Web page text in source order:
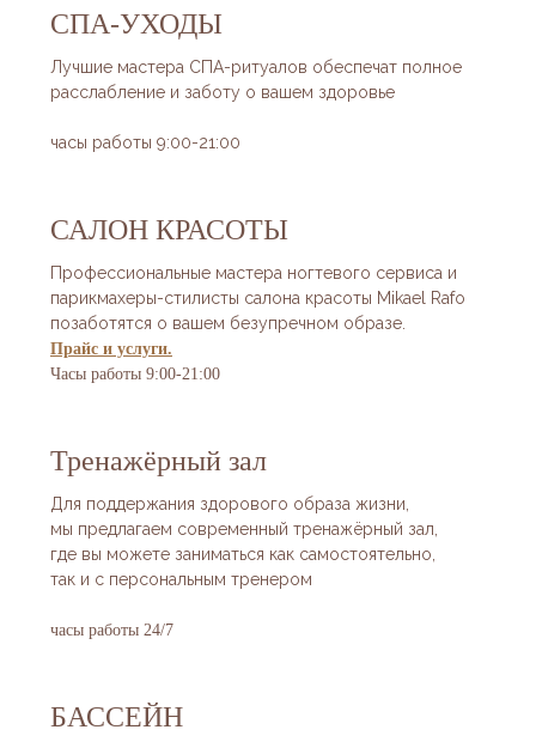
СПА-УХОДЫ
Лучшие мастера СПА-ритуалов обеспечат полное
расслабление и заботу о вашем здоровье
часы работы 9:00-21:00
САЛОН КРАСОТЫ
Профессиональные мастера ногтевого сервиса и
парикмахеры-стилисты салона красоты Mikael Rafo
позаботятся о вашем безупречном образе.
Прайс и услуги.
Часы работы 9:00-21:00
Тренажёрный зал
Для поддержания здорового образа жизни,
мы предлагаем современный тренажёрный зал,
где вы можете заниматься как самостоятельно,
так и с персональным тренером
часы работы 24/7
БАССЕЙН
ежедневно с 08:00 до 20:00.
Пляж «Маяк» — это место, где сбываются
расслабления. Гостям отеля предлагается
и стильными зонтиками, где можно
укрыться от солнца. А виды на Чёрное
море просто завораживают! Не упустите
возможность насладиться атмосферой 5-
звездочного сервиса и провести время
в компании друзей или семьи.
ДОСУГ И РАЗВЛЕЧЕНИЯ